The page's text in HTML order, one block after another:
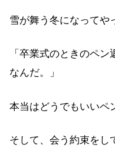
雪が舞う冬になってや
「卒業式のときのペ
なんだ。」
本当はどうでもいいペ
そして、会う約束をし